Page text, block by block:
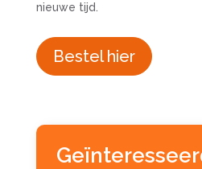
nieuwe tijd.
Bestel hier